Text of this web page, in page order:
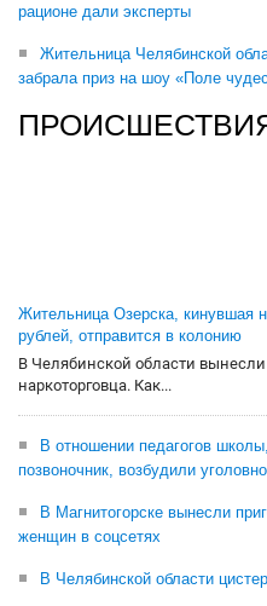
рационе дали эксперты
Жительница Челябинской
забрала приз на шоу «Поле
Жительница Озерска, кинувшая
рублей, отправится в колонию
В Челябинской области
наркоторговца. Как...
В отношении педагогов
позвоночник, возбудили
В Магнитогорске вынесли
женщин в соцсетях
В Челябинской области